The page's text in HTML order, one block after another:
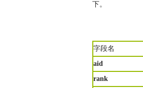
下。
字段名
aid
rank